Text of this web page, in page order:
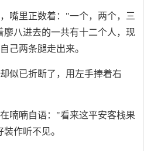
嘴里正数着："一个，两个，三
八进去的一共有十二个人，现
己两条腿走出来。
似已折断了，用左手捧着右
喃喃自语："看来这平安客栈果
作听不见。